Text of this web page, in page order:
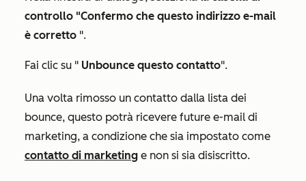
controllo "Confermo che questo indirizzo e-mail
è corretto ".
Fai clic su " Unbounce questo contatto".
Una volta rimosso un contatto dalla lista dei
bounce, questo potrà ricevere future e-mail di
marketing, a condizione che sia impostato come
contatto di marketing e non si sia disiscritto.